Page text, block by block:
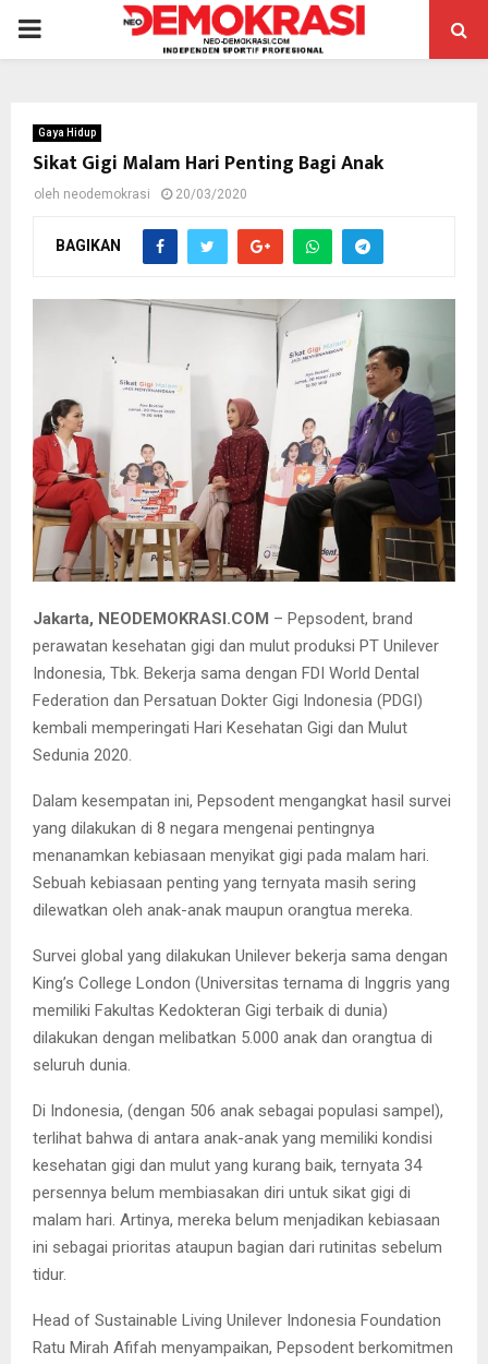
PRIMARY
Gaya Hidup
Sikat Gigi Malam Hari Penting Bagi Anak
oleh neodemokrasi 20/03/2020
BAGIKAN
Head of Sustainable Living Unilever Indonesia Foundation Ratu
Mirah Afifah (tengah) bersama Ketua Pengurus Besar PDGI Sri
Hananto Seno.
Jakarta, NEODEMOKRASI.COM – Pepsodent, brand
perawatan kesehatan gigi dan mulut produksi PT Unilever
Indonesia, Tbk. Bekerja sama dengan FDI World Dental
Federation dan Persatuan Dokter Gigi Indonesia (PDGI)
kembali memperingati Hari Kesehatan Gigi dan Mulut
Sedunia 2020.
Dalam kesempatan ini, Pepsodent mengangkat hasil survei
yang dilakukan di 8 negara mengenai pentingnya
menanamkan kebiasaan menyikat gigi pada malam hari.
Sebuah kebiasaan penting yang ternyata masih sering
dilewatkan oleh anak-anak maupun orangtua mereka.
Survei global yang dilakukan Unilever bekerja sama dengan
King’s College London (Universitas ternama di Inggris yang
memiliki Fakultas Kedokteran Gigi terbaik di dunia)
dilakukan dengan melibatkan 5.000 anak dan orangtua di
seluruh dunia.
Di Indonesia, (dengan 506 anak sebagai populasi sampel),
terlihat bahwa di antara anak-anak yang memiliki kondisi
kesehatan gigi dan mulut yang kurang baik, ternyata 34
persennya belum membiasakan diri untuk sikat gigi di
malam hari. Artinya, mereka belum menjadikan kebiasaan
ini sebagai prioritas ataupun bagian dari rutinitas sebelum
tidur.
Head of Sustainable Living Unilever Indonesia Foundation
Ratu Mirah Afifah menyampaikan, Pepsodent berkomitmen